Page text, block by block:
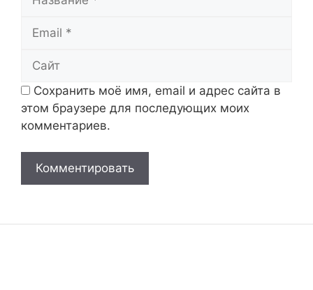
Сохранить моё имя, email и адрес сайта в
этом браузере для последующих моих
комментариев.